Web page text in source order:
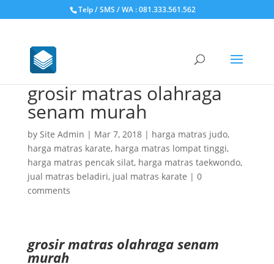
Telp / SMS / WA : 081.333.561.562
grosir matras olahraga
senam murah
by Site Admin | Mar 7, 2018| harga matras judo,
harga matras karate, harga matras lompat tinggi,
harga matras pencak silat, harga matras taekwondo,
jual matras beladiri, jual matras karate | 0
comments
grosir matras olahraga senam
murah